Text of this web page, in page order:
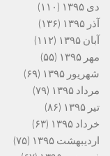
دی ۱۳۹۵
(۱۱۰)
آذر ۱۳۹۵
(۱۳۶)
آبان ۱۳۹۵
(۱۱۲)
مهر ۱۳۹۵
(۵۵)
شهریور ۱۳۹۵
(۶۹)
مرداد ۱۳۹۵
(۷۹)
تیر ۱۳۹۵
(۸۶)
خرداد ۱۳۹۵
(۶۳)
اردیبهشت ۱۳۹۵
(۷۵)